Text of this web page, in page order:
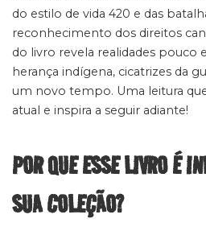
do estilo de vida 420 e das
reconhecimento dos direitos
do livro revela realidades pouco
herança indígena, cicatrizes da
um novo tempo. Uma leitura
atual e inspira a seguir adiante!
POR QUE ESSE LIVRO É
SUA COLEÇÃO?